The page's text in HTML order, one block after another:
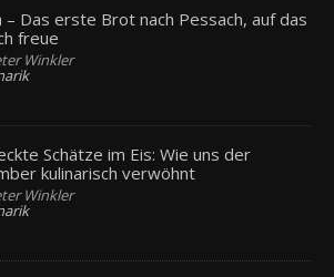
– Das erste Brot nach Pessach, auf das
freue
Winkler
Schätze im Eis: Wie uns der
kulinarisch verwöhnt
Winkler